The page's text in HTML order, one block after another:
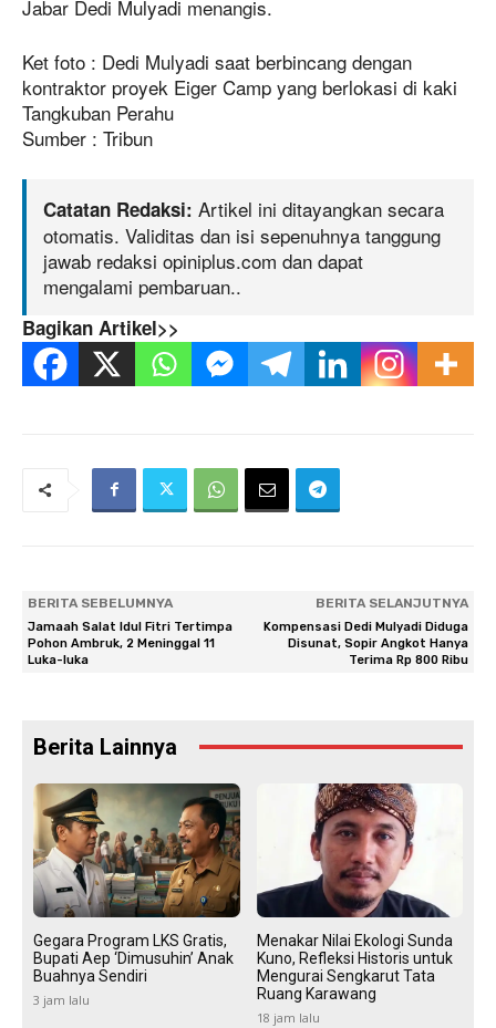
Jabar Dedi Mulyadi menangis.
Ket foto : Dedi Mulyadi saat berbincang dengan
kontraktor proyek Eiger Camp yang berlokasi di kaki
Tangkuban Perahu
Sumber : Tribun
Catatan Redaksi: Artikel ini ditayangkan secara
otomatis. Validitas dan isi sepenuhnya tanggung
jawab redaksi opiniplus.com dan dapat
mengalami pembaruan..
Bagikan Artikel>>
BERITA SEBELUMNYA
Jamaah Salat Idul Fitri Tertimpa
Pohon Ambruk, 2 Meninggal 11
Luka-luka
BERITA SELANJUTNYA
Kompensasi Dedi Mulyadi Diduga
Disunat, Sopir Angkot Hanya
Terima Rp 800 Ribu
Berita Lainnya
Gegara Program LKS Gratis,
Bupati Aep ‘Dimusuhin’ Anak
Buahnya Sendiri
3 jam lalu
Menakar Nilai Ekologi Sunda
Kuno, Refleksi Historis untuk
Mengurai Sengkarut Tata
Ruang Karawang
18 jam lalu